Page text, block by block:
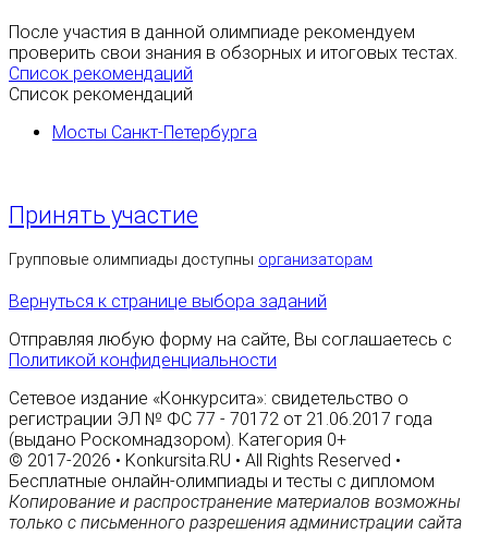
После участия в данной олимпиаде рекомендуем
проверить свои знания в обзорных и итоговых тестах.
Список рекомендаций
Список рекомендаций
Мосты Санкт-Петербурга
Принять участие
Групповые олимпиады доступны организаторам
Вернуться к странице выбора заданий
Отправляя любую форму на сайте, Вы соглашаетесь с
Политикой конфиденциальности
Сетевое издание «Конкурсита»: свидетельство о
регистрации ЭЛ № ФС 77 - 70172 от 21.06.2017 года
(выдано Роскомнадзором). Категория 0+
© 2017-2026 • Konkursita.RU • All Rights Reserved •
Бесплатные онлайн-олимпиады и тесты с дипломом
Копирование и распространение материалов возможны
только с письменного разрешения администрации сайта